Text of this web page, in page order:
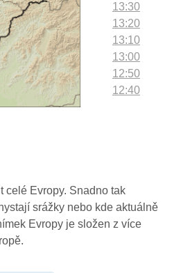
13:30
13:20
13:10
13:00
12:50
12:40
11:40
11:30
11:20
celé Evropy. Snadno tak
srážky nebo kde aktuálně
Evropy je složen z více